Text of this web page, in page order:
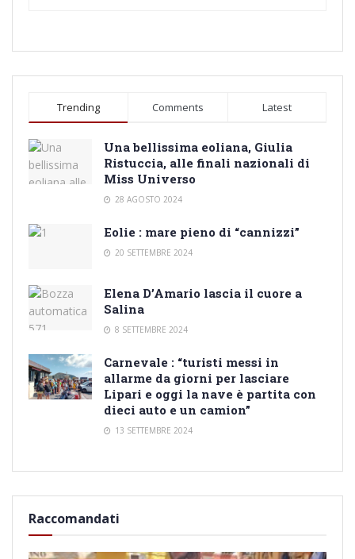
Trending Comments Latest
Una bellissima eoliana, Giulia
Ristuccia, alle finali nazionali di
Miss Universo
28 AGOSTO 2024
Eolie : mare pieno di “cannizzi”
20 SETTEMBRE 2024
Elena D’Amario lascia il cuore a
Salina
8 SETTEMBRE 2024
Carnevale : “turisti messi in
allarme da giorni per lasciare
Lipari e oggi la nave è partita con
dieci auto e un camion”
13 SETTEMBRE 2024
Raccomandati